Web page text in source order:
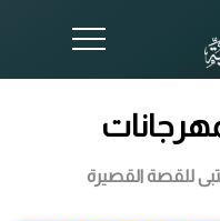
للقصة القصيرة